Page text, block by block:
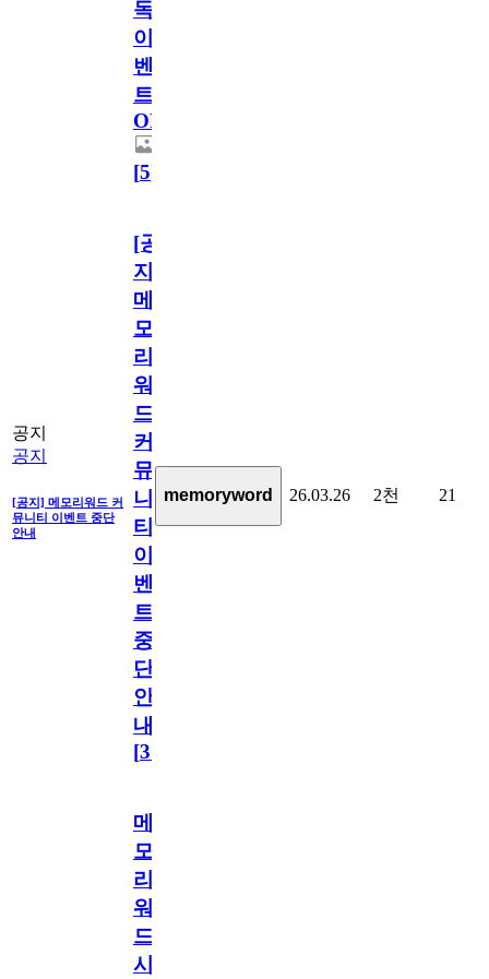
독
이
벤
트
OPEN!
[5]
공지
공지
[공지] 메모리워드 커
뮤니티 이벤트 중단
안내
[공
지]
메
모
리
워
드
커
뮤
니
티
이
벤
트
중
단
안
내
[31
memoryword 26.03.26 2천 21
메
모
리
워
드
시